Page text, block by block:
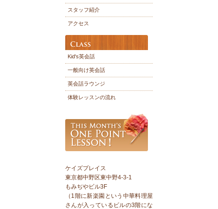
スタッフ紹介
アクセス
Kid's英会話
一般向け英会話
英会話ラウンジ
体験レッスンの流れ
ケイズプレイス
東京都中野区東中野4-3-1
もみぢやビル3F
（1階に新楽園という中華料理屋
さんが入っているビルの3階にな